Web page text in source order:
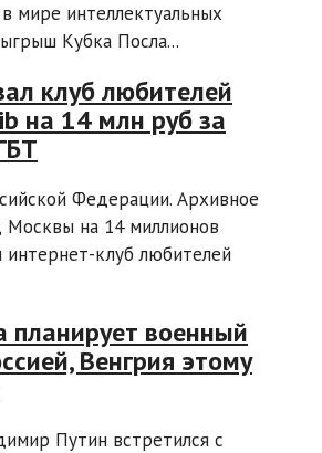
мире интеллектуальных
Кубка Посла...
клуб любителей
на 14 млн руб за
Федерации. Архивное
Москвы на 14 миллионов
клуб любителей
планирует военный
Венгрия этому
Путин встретился с